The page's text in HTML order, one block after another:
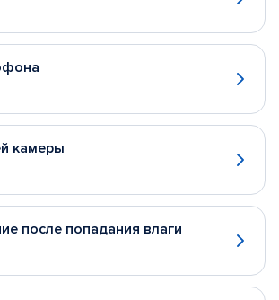
камеры
после попадания влаги